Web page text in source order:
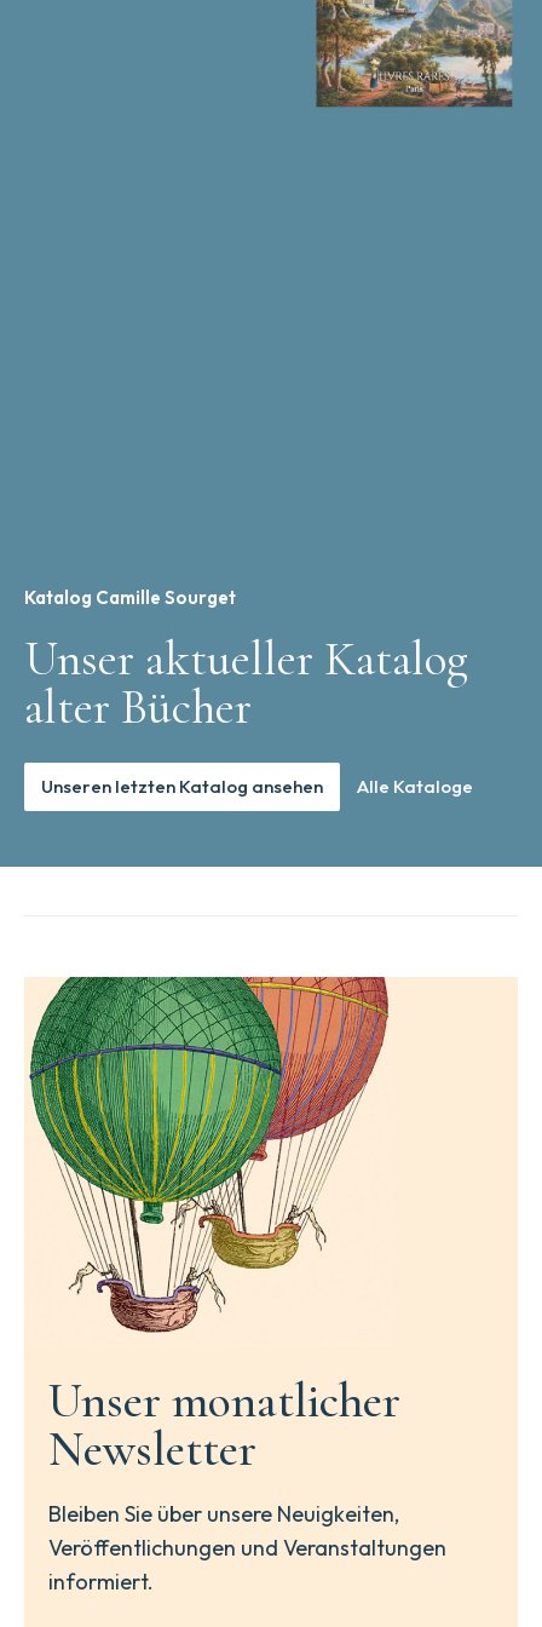
Katalog Camille Sourget
Unser aktueller Katalog
alter Bücher
Unseren letzten Katalog ansehen Alle Kataloge
Unser monatlicher
Newsletter
Bleiben Sie über unsere Neuigkeiten,
Veröffentlichungen und Veranstaltungen
informiert.